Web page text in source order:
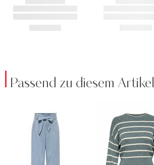
Passend zu diesem Artikel